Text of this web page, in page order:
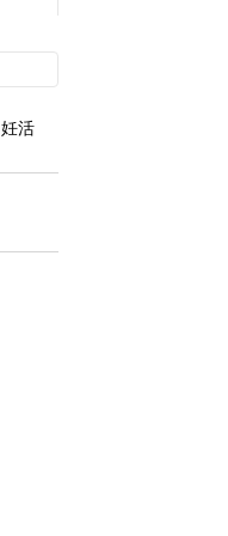
妊活